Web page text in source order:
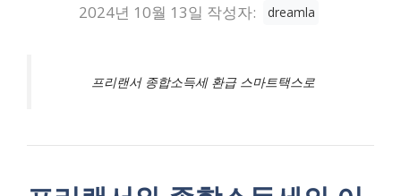
2024년 10월 13일 작성자: dreamla
프리랜서 종합소득세 환급 스마트택스로